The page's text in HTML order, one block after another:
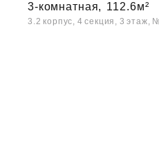
3-комнатная, 112.6м²
3.2 корпус, 4 секция, 3 этаж,